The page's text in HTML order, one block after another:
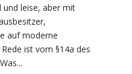
und leise, aber mit
auf moderne
ist vom §14a des